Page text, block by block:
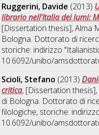
Ruggerini, Davide (2013)
librario nell'Italia dei lumi:
[Dissertation thesis], Alma
Bologna. Dottorato di
storiche: indirizzo
10.6092/unibo/
Scioli, Stefano (2013)
critica, [Dissertation
di Bologna. Dottorato di
filologiche, storiche:
10.6092/unibo/